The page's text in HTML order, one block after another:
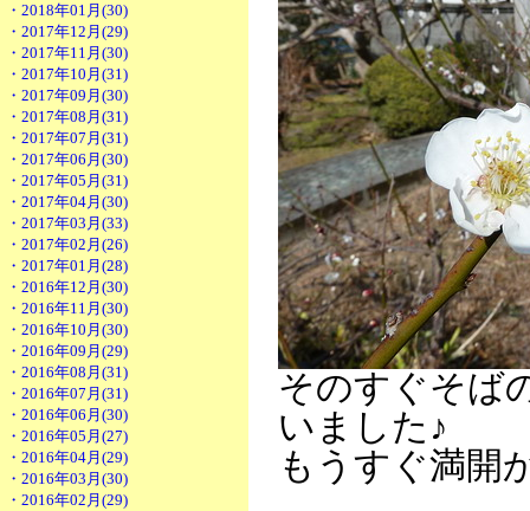
・2018年01月(30)
・2017年12月(29)
・2017年11月(30)
・2017年10月(31)
・2017年09月(30)
・2017年08月(31)
・2017年07月(31)
・2017年06月(30)
・2017年05月(31)
・2017年04月(30)
・2017年03月(33)
・2017年02月(26)
・2017年01月(28)
・2016年12月(30)
・2016年11月(30)
・2016年10月(30)
・2016年09月(29)
・2016年08月(31)
・2016年07月(31)
・2016年06月(30)
・2016年05月(27)
・2016年04月(29)
・2016年03月(30)
・2016年02月(29)
そのすぐそば
いました♪
もうすぐ満開